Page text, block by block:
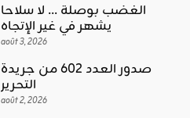
الغضب بوصلة … لا سلاحا
يشهر في غير الإتجاه
août 3, 2026
صدور العدد 602 من جريدة
التحرير
août 2, 2026